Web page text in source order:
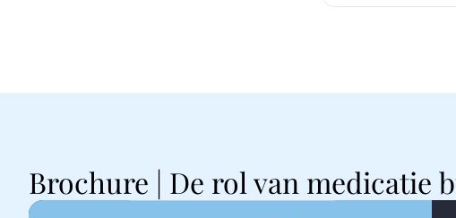
Brochure | De rol van medicatie